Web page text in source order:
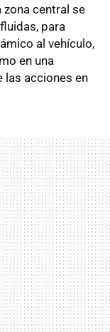
zona central se
para
al vehículo,
en una
las acciones en